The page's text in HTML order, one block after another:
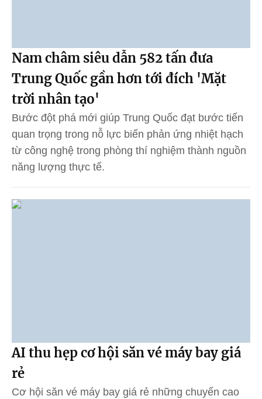
Nam châm siêu dẫn 582 tấn đưa
Trung Quốc gần hơn tới đích 'Mặt
trời nhân tạo'
Bước đột phá mới giúp Trung Quốc đạt bước tiến
quan trọng trong nỗ lực biến phản ứng nhiệt hạch
từ công nghệ trong phòng thí nghiệm thành nguồn
năng lượng thực tế.
AI thu hẹp cơ hội săn vé máy bay giá
rẻ
Cơ hội săn vé máy bay giá rẻ những chuyến cao